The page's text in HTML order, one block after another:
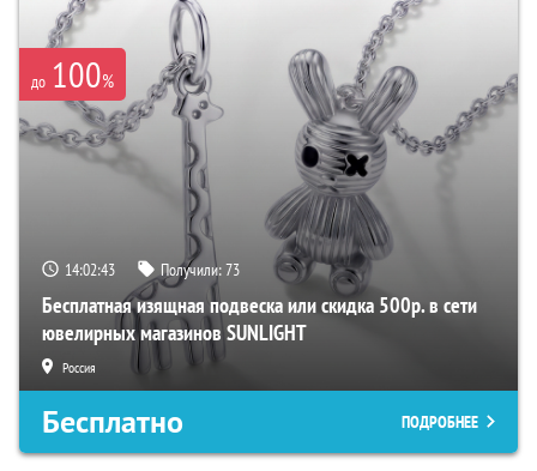
до 100%
14:02:42 Получили:73
Бесплатная изящная подвеска или скидка 500р. в сети
ювелирных магазинов SUNLIGHT
Россия
Бесплатно ПОДРОБНЕЕ